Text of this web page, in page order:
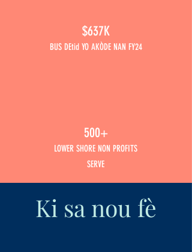
$637K
BUS DEtid YO AKÒDE NAN FY24
500+
LOWER SHORE NON PROFITS
SERVE
Ki sa nou fè